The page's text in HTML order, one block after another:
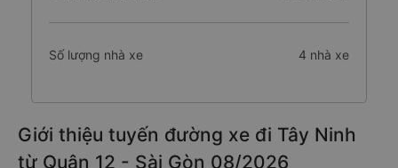
Số lượng nhà xe 4 nhà xe
Giới thiệu tuyến đường xe đi Tây Ninh
từ Quận 12 - Sài Gòn 08/2026